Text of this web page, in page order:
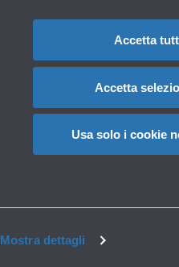
Mostra dettagli
Accetta
Accetta
Usa solo i cookie